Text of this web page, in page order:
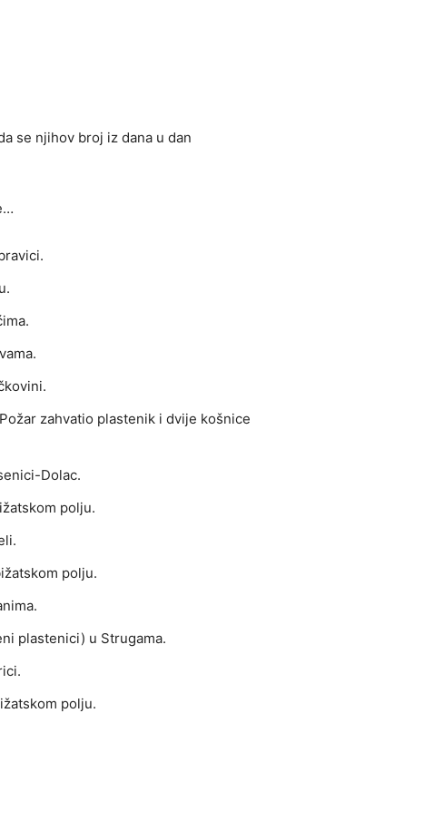
se njihov broj iz dana u dan
zahvatio plastenik i dvije košnice
Dolac.
polju.
polju.
plastenici) u Strugama.
polju.